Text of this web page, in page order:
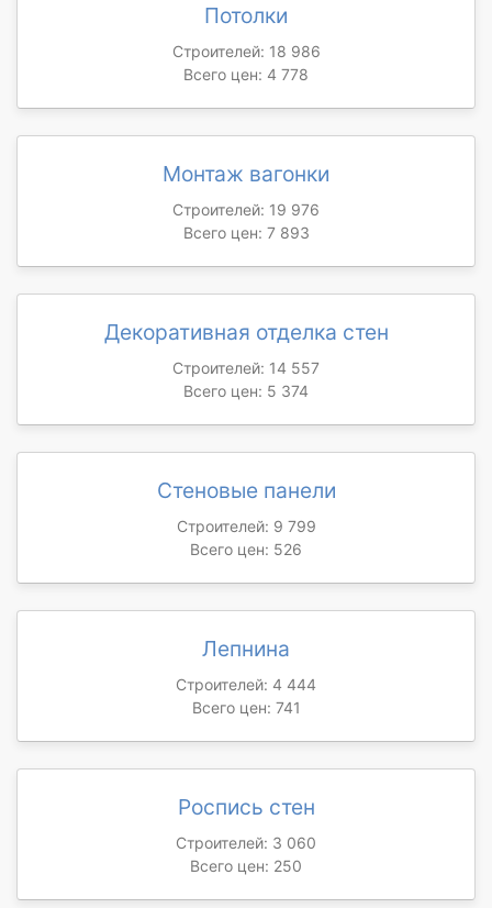
Потолки
Строителей: 18 986
Всего цен: 4 778
Монтаж вагонки
Строителей: 19 976
Всего цен: 7 893
Декоративная отделка стен
Строителей: 14 557
Всего цен: 5 374
Стеновые панели
Строителей: 9 799
Всего цен: 526
Лепнина
Строителей: 4 444
Всего цен: 741
Роспись стен
Строителей: 3 060
Всего цен: 250